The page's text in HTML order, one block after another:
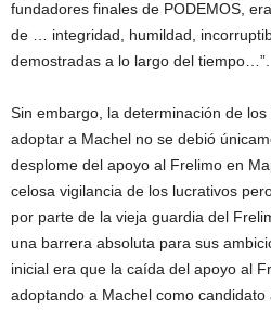
fundadores finales de PODEMOS,
de … integridad, humildad,
demostradas a lo largo del tiempo…”.
Sin embargo, la determinación de
adoptar a Machel no se debió
desplome del apoyo al Frelimo en
celosa vigilancia de los lucrativos
por parte de la vieja guardia del
una barrera absoluta para sus
inicial era que la caída del apoyo al
adoptando a Machel como